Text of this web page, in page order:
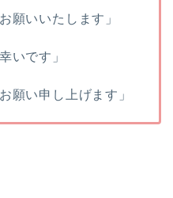
願いいたします」
いです」
願い申し上げます」